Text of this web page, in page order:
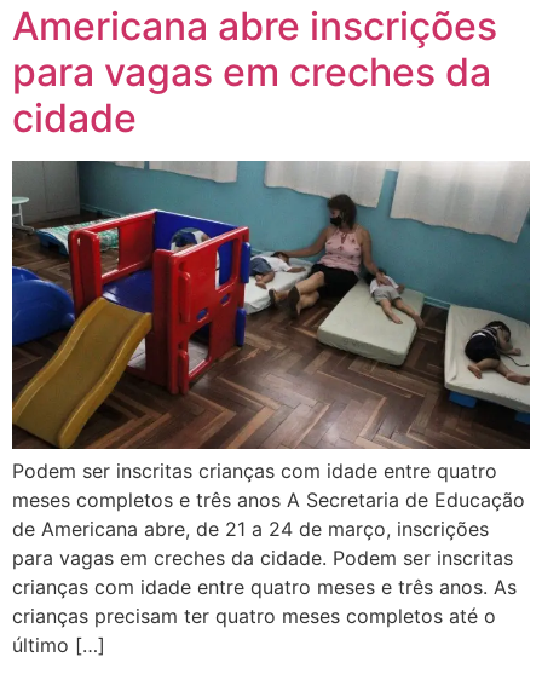
Americana abre inscrições
para vagas em creches da
cidade
Podem ser inscritas crianças com idade entre quatro
meses completos e três anos A Secretaria de Educação
de Americana abre, de 21 a 24 de março, inscrições
para vagas em creches da cidade. Podem ser inscritas
crianças com idade entre quatro meses e três anos. As
crianças precisam ter quatro meses completos até o
último […]